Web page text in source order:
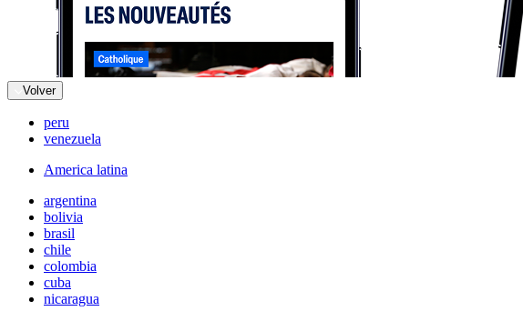
Volver
peru
venezuela
America latina
argentina
bolivia
brasil
chile
colombia
cuba
nicaragua